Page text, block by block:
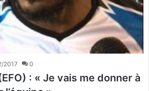
2017 0
: « Je vais me donner à